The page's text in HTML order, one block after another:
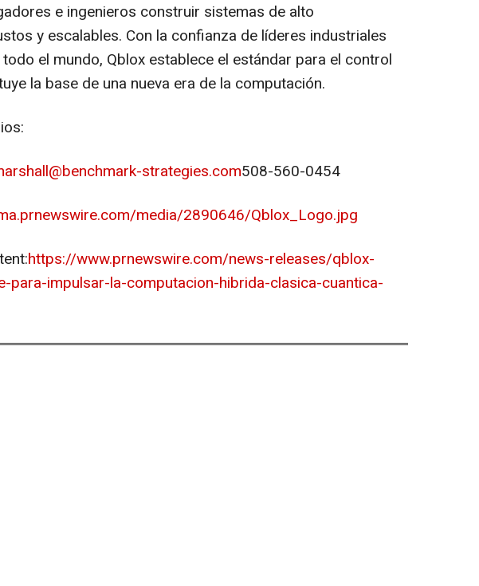
e ingenieros construir sistemas de alto
y escalables. Con la confianza de líderes industriales
el mundo, Qblox establece el estándar para el control
la base de una nueva era de la computación.
strategies.com508-560-0454
media/2890646/Qblox_Logo.jpg
https://www.prnewswire.com/news-releases/qblox-
para-impulsar-la-computacion-hibrida-clasica-cuantica-